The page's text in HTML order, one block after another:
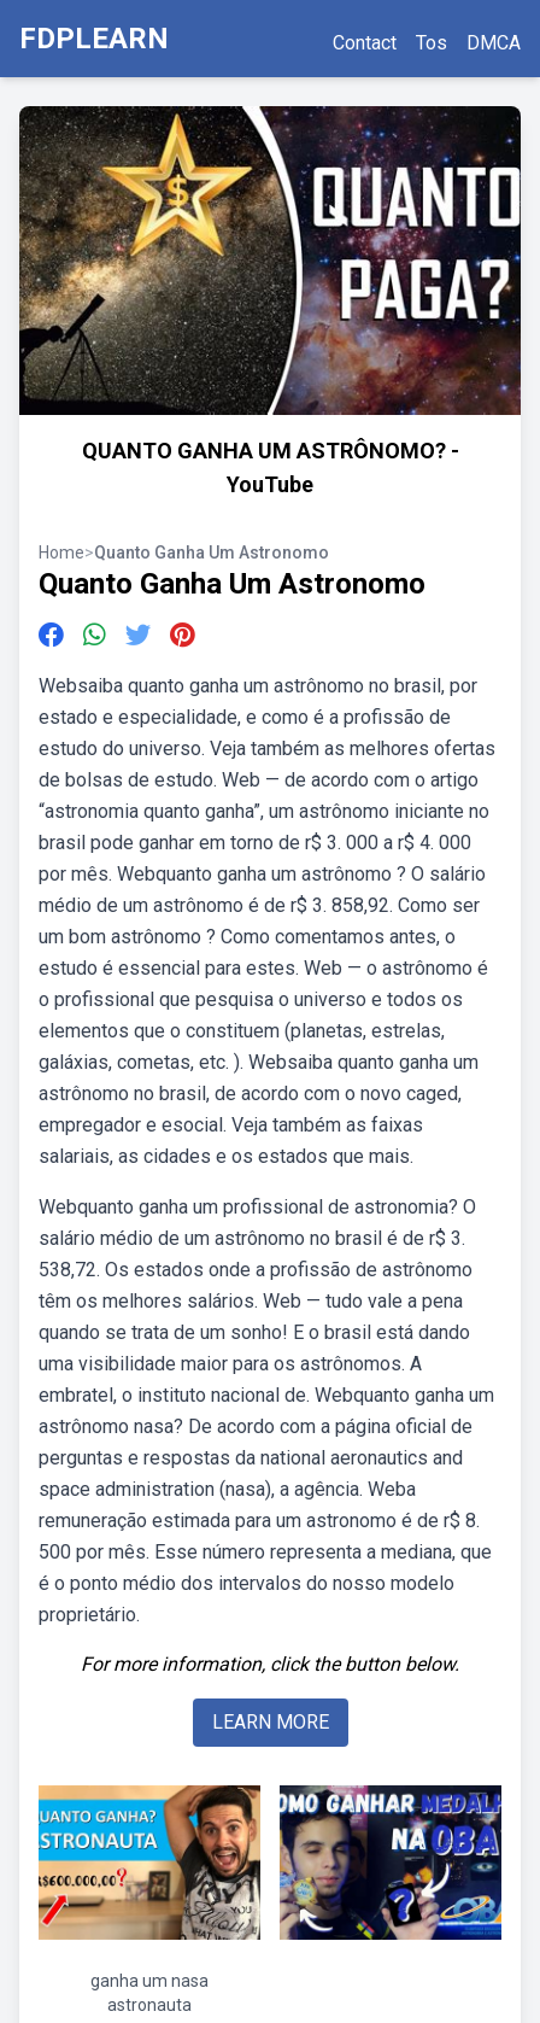
FDPLEARN Contact Tos DMCA
QUANTO GANHA UM ASTRÔNOMO? -
YouTube
Home>Quanto Ganha Um Astronomo
Quanto Ganha Um Astronomo
Websaiba quanto ganha um astrônomo no brasil, por
estado e especialidade, e como é a profissão de
estudo do universo. Veja também as melhores ofertas
de bolsas de estudo. Web — de acordo com o artigo
“astronomia quanto ganha”, um astrônomo iniciante no
brasil pode ganhar em torno de r$ 3. 000 a r$ 4. 000
por mês. Webquanto ganha um astrônomo ? O salário
médio de um astrônomo é de r$ 3. 858,92. Como ser
um bom astrônomo ? Como comentamos antes, o
estudo é essencial para estes. Web — o astrônomo é
o profissional que pesquisa o universo e todos os
elementos que o constituem (planetas, estrelas,
galáxias, cometas, etc. ). Websaiba quanto ganha um
astrônomo no brasil, de acordo com o novo caged,
empregador e esocial. Veja também as faixas
salariais, as cidades e os estados que mais.
Webquanto ganha um profissional de astronomia? O
salário médio de um astrônomo no brasil é de r$ 3.
538,72. Os estados onde a profissão de astrônomo
têm os melhores salários. Web — tudo vale a pena
quando se trata de um sonho! E o brasil está dando
uma visibilidade maior para os astrônomos. A
embratel, o instituto nacional de. Webquanto ganha um
astrônomo nasa? De acordo com a página oficial de
perguntas e respostas da national aeronautics and
space administration (nasa), a agência. Weba
remuneração estimada para um astronomo é de r$ 8.
500 por mês. Esse número representa a mediana, que
é o ponto médio dos intervalos do nosso modelo
proprietário.
For more information, click the button below.
LEARN MORE
ganha um nasa
astronauta